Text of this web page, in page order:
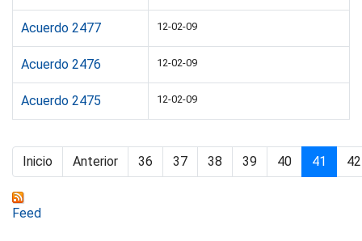
Acuerdo 2477 12-02-09
Acuerdo 2476 12-02-09
Acuerdo 2475 12-02-09
Inicio Anterior 36 37 38 39 40 41 42
Feed